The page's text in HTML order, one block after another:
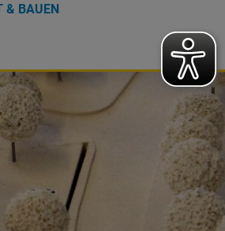
& BAUEN